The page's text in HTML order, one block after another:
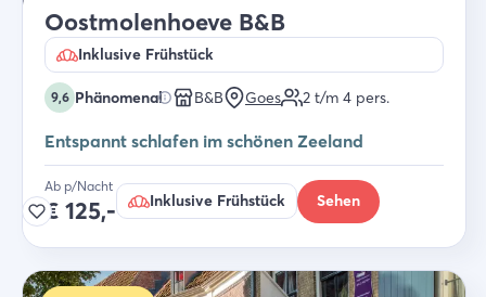
Oostmolenhoeve B&B
Inklusive Frühstück
9,6 Phänomenal B&B Goes 2 t/m 4 pers.
Entspannt schlafen im schönen Zeeland
Ab p/Nacht
€ 125,- Inklusive Frühstück Sehen